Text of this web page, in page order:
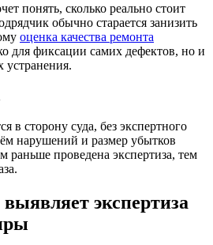
понять, сколько реально стоит
обычно старается занизить
оценка качества ремонта
для фиксации самих дефектов, но и
устранения.
в сторону суда, без экспертного
нарушений и размер убытков
раньше проведена экспертиза, тем
экспертиза